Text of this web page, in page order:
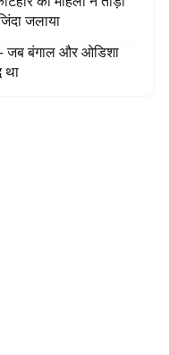
जलाया
जब बंगाल और ओडिशा
था